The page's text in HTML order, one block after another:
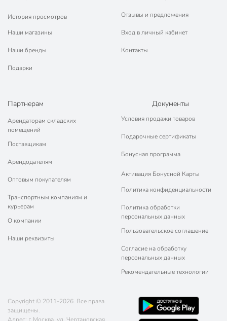
История просмотров
Наши магазины
Наши бренды
Подарки
Отзывы и предложения
Вход в личный кабинет
Контакты
Партнерам
Арендаторам складских
помещений
Поставщикам
Арендодателям
Оптовым покупателям
Транспортным компаниям и
курьерам
О компании
Наши реквизиты
Документы
Условия продажи товаров
Подарочные сертификаты
Бонусная программа
Активация Бонусной Карты
Политика конфиденциальности
Политика обработки
персональных данных
Пользовательское соглашение
Согласие на обработку
персональных данных
Рекомендательные технологии
Copyright © 2011-2026. Все права
защищены.